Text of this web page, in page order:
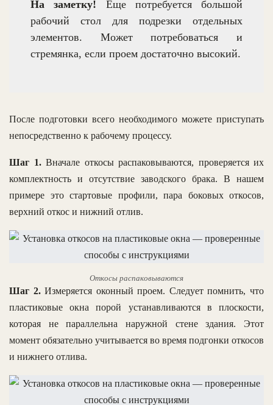
На заметку! Еще потребуется большой
рабочий стол для подрезки отдельных
элементов. Может потребоваться и
стремянка, если проем достаточно высокий.
После подготовки всего необходимого можете приступать
непосредственно к рабочему процессу.
Шаг 1.Вначале откосы распаковываются, проверяется их
комплектность и отсутствие заводского брака. В нашем
примере это стартовые профили, пара боковых откосов,
верхний откос и нижний отлив.
Откосы распаковываются
Шаг 2.Измеряется оконный проем. Следует помнить, что
пластиковые окна порой устанавливаются в плоскости,
которая не параллельна наружной стене здания. Этот
момент обязательно учитывается во время подгонки откосов
и нижнего отлива.